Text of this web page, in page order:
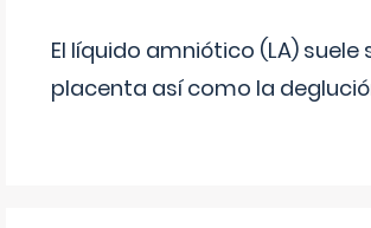
El líquido amniótico (LA)
placenta así como la